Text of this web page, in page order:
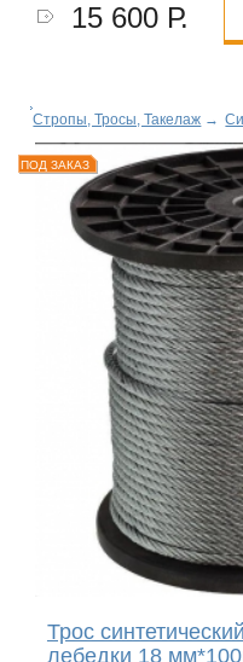
15 600 Р.
Стропы, Тросы, Такелаж →
ПОД ЗАКАЗ
Трос
лебедки 18